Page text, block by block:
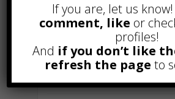
Comprare visite
vantaggi TOP!
Novembre 2nd, 2017
Parcheggiare low-cost
Caselle
Gennaio 24th, 2017
If you are, let us know!
comment, like or
profiles!
And if you don’t like
refresh the page to